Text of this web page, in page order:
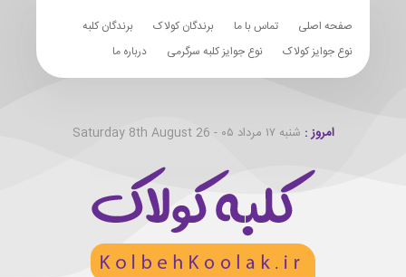
صفحه اصلی تماس با ما برندگان کولاک
برندگان کلبه
نوع جوایز کولاک
نوع جوایز کلبه سرگرمی درباره ما
امروز : شنبه ۱۷ مرداد ۰۵ - Saturday 8th August 26